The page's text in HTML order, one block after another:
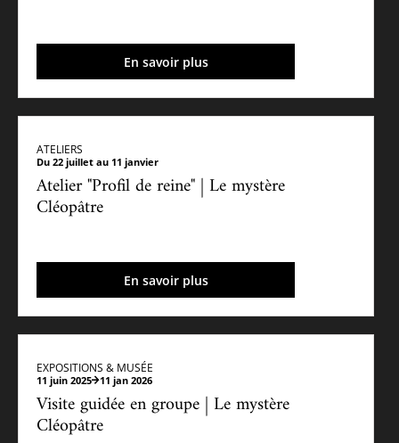
En savoir plus
ATELIERS
Du 22 juillet au 11 janvier
Atelier "Profil de reine" | Le mystère
Cléopâtre
En savoir plus
EXPOSITIONS & MUSÉE
11 juin 2025 11 jan 2026
Visite guidée en groupe | Le mystère
Cléopâtre